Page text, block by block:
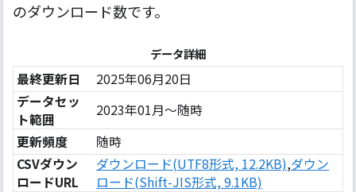
のダウンロード数です。
データ詳細
最終更新日
2025年06月20日
データセッ
ト範囲
2023年01月〜随時
更新頻度
随時
CSVダウン
ロードURL
ダウンロード(UTF8形式, 12.2KB),ダウン
ロード(Shift-JIS形式, 9.1KB)